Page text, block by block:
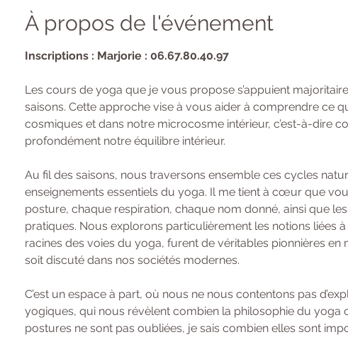
À propos de l'événement
Inscriptions : Marjorie : 06.67.80.40.97
Les cours de yoga que je vous propose s’appuient
saisons. Cette approche vise à vous aider à comprendre ce
cosmiques et dans notre microcosme intérieur, c’est-à-dire
profondément notre équilibre intérieur.
Au fil des saisons, nous traversons ensemble ces cycles
enseignements essentiels du yoga. Il me tient à cœur que
posture, chaque respiration, chaque nom donné, ainsi que
pratiques. Nous explorons particulièrement les notions liées
racines des voies du yoga, furent de véritables pionnières
soit discuté dans nos sociétés modernes.
C’est un espace à part, où nous ne nous contentons pas
yogiques, qui nous révèlent combien la philosophie du yoga
postures ne sont pas oubliées, je sais combien elles sont